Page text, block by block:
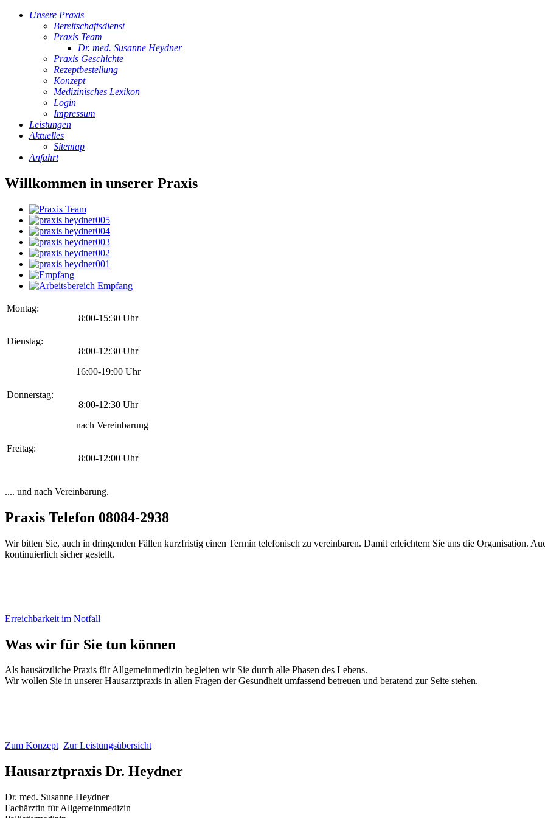
Unsere Praxis
Bereitschaftsdienst
Praxis Team
Dr. med. Susanne Heydner
Praxis Geschichte
Rezeptbestellung
Konzept
Medizinisches Lexikon
Login
Impressum
Leistungen
Aktuelles
Sitemap
Anfahrt
Willkommen in unserer Praxis
Montag:
8:00-15:30 Uhr
Dienstag:
8:00-12:30 Uhr
16:00-19:00 Uhr
Donnerstag:
8:00-12:30 Uhr
nach Vereinbarung
Freitag:
8:00-12:00 Uhr
.... und nach Vereinbarung.
Praxis Telefon 08084-2938
Wir bitten Sie, auch in dringenden Fällen kurzfristig einen Termin telefonisch zu vereinbaren. Damit erleichtern Sie uns die Organisation.
kontinuierlich sicher gestellt.
Erreichbarkeit im Notfall
Was wir für Sie tun können
Als hausärztliche Praxis für Allgemeinmedizin begleiten wir Sie durch alle Phasen des Lebens.
Wir wollen Sie in unserer Hausarztpraxis in allen Fragen der Gesundheit umfassend betreuen und beratend zur Seite stehen.
Zum Konzept Zur Leistungsübersicht
Hausarztpraxis Dr. Heydner
Dr. med. Susanne Heydner
Fachärztin für Allgemeinmedizin